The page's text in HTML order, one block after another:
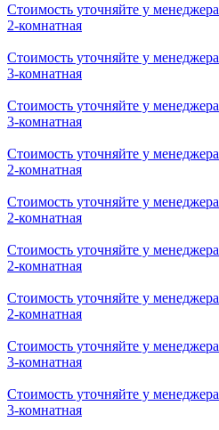
Стоимость уточняйте у менеджера
2-комнатная
Стоимость уточняйте у менеджера
3-комнатная
Стоимость уточняйте у менеджера
3-комнатная
Стоимость уточняйте у менеджера
2-комнатная
Стоимость уточняйте у менеджера
2-комнатная
Стоимость уточняйте у менеджера
2-комнатная
Стоимость уточняйте у менеджера
2-комнатная
Стоимость уточняйте у менеджера
3-комнатная
Стоимость уточняйте у менеджера
3-комнатная